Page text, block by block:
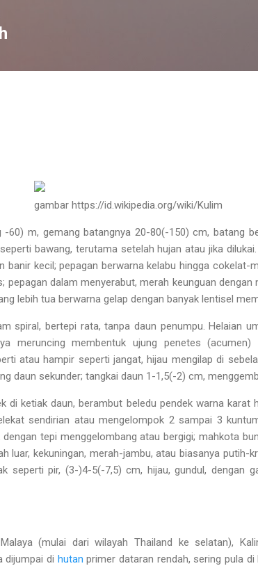
gambar https://id.wikipedia.org/wiki/Kulim
60) m, gemang batangnya 20-80(-150) cm, batang
bawang, terutama setelah hujan atau jika
banir kecil; pepagan berwarna kelabu hingga cokelat-
pepagan dalam menyerabut, merah keunguan
lebih tua berwarna gelap dengan banyak lentisel
spiral, bertepi rata, tanpa daun penumpu. Helaian
meruncing membentuk ujung penetes (acumen)
atau hampir seperti jangat, hijau mengilap di
daun sekunder; tangkai daun 1-1,5(-2) cm,
di ketiak daun, berambut beledu pendek warna karat
sendirian atau mengelompok 2 sampai 3
tepi menggelombang atau bergigi; mahkota
luar, kekuningan, merah-jambu, atau biasanya putih-
seperti pir, (3-)4-5(-7,5) cm, hijau, gundul, dengan
(mulai dari wilayah Thailand ke selatan),
dijumpai di hutan primer dataran rendah, sering pula